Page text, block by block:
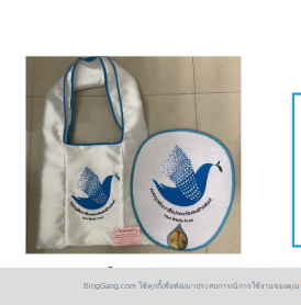
BlogGang.com ใช้คุกกี้เพื่อพัฒนาประสบการณ์การใช้งานของคุณ